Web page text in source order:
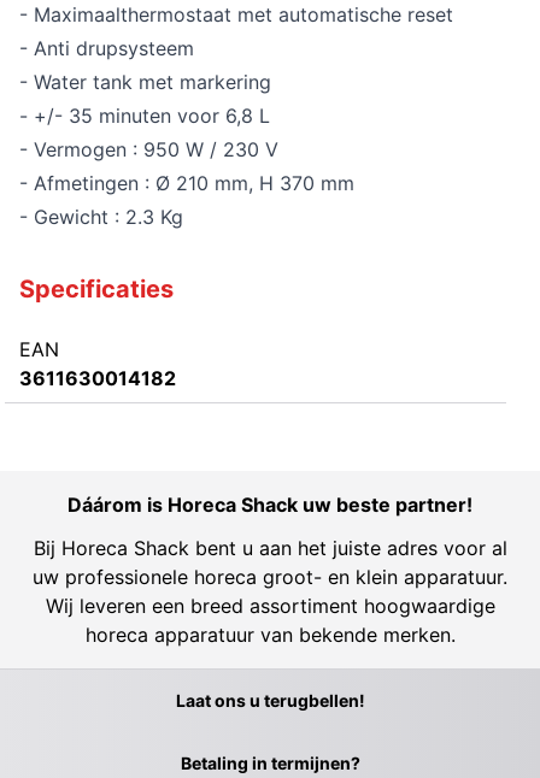
- Maximaalthermostaat met automatische reset
- Anti drupsysteem
- Water tank met markering
- +/- 35 minuten voor 6,8 L
- Vermogen : 950 W / 230 V
- Afmetingen : Ø 210 mm, H 370 mm
- Gewicht : 2.3 Kg
Specificaties
EAN
3611630014182
Dáárom is Horeca Shack uw beste partner!
Bij Horeca Shack bent u aan het juiste adres voor al
uw professionele horeca groot- en klein apparatuur.
Wij leveren een breed assortiment hoogwaardige
horeca apparatuur van bekende merken.
Laat ons u terugbellen!
Betaling in termijnen?